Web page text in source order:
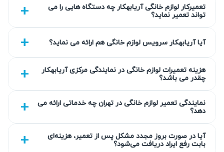
روزه است که تا ۴۵۰ روز به انتخاب مشتری قابل ارتقا می‌باشد.
در محل شما حضور می‌یابد و خدمات را با شفافیت کامل ارائه
گارانتی کتبی خدمات
روزه ارائه می‌دهد تا مشتریان خیالشان از کیفیت تعمیر راحت
باشد. این ضمانت شامل قطعه و خدمات انجام شده است و در
صورت بروز مشکل مجدد، تیم ما به سرعت رسیدگی می‌کند. این
تعمیرکار لوازم خانگی آریابهکار چه دستگاه هایی را می
تواند تعمیر نماید؟
آیا آریابهکار سرویس لوازم خانگی هم ارائه می نماید؟
هزینه تعمیرات لوازم خانگی در نمایندگی مرکزی آریابهکار
چقدر می باشد؟
نمایندگی تعمیر لوازم خانگی در تهران چه خدماتی ارائه می
دهد؟
آیا در صورت بروز مجدد مشکل پس از تعمیر، هزینه‌ای
بابت رفع ایراد دریافت می‌شود؟